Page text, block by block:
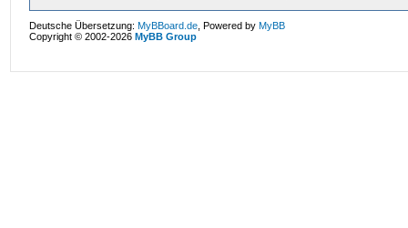
Deutsche Übersetzung:MyBBoard.de , Powered byMyBB
Copyright © 2002-2026MyBB Group